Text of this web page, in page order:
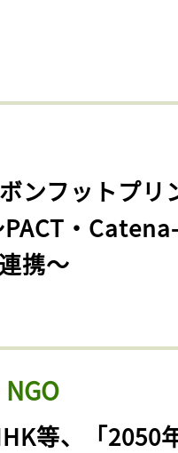
ンフットプリ
・
携〜
等、「2050